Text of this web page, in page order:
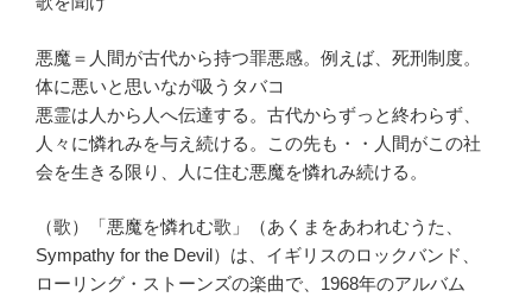
悪魔＝人間が古代から持つ罪悪感。例えば、死刑制度。
体に悪いと思いなが吸うタバコ
悪霊は人から人へ伝達する。古代からずっと終わらず、
人々に憐れみを与え続ける。この先も・・人間がこの社
会を生きる限り、人に住む悪魔を憐れみ続ける。
（歌）「悪魔を憐れむ歌」（あくまをあわれむうた、
Sympathy for the Devil）は、イギリスのロックバンド、
ローリング・ストーンズの楽曲で、1968年のアルバム